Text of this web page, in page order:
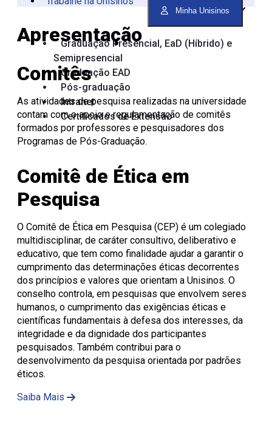
Minha Unisinos
Graduação Presencial, EaD (Híbrido) e
Semipresencial
Graduação EAD
Pós-graduação
Intranet
Certificados de Extensão
Porto Alegre
São Leopoldo
Educação a Distância
Laboratórios de
Informática
Editora Unisinos
Fundação Urbano
Thiesen
Registro de Diplomas
Consulta Lista de
DiplomasPIBID
Editais PIBID
Residência
Pedagógica
Editais
Residência
Pedagógica
Apresentação
Comissão
de Ética
no Uso de
Animais
Comitê
de Ética
em
Pesquisa
Apresentação
ISO 14001
ESG Unisinos
SGA Unisinos
Relatórios e
Certificações
Comunicação
Ambiental
Procedimentos
Instruções
operacionais
Apresentação
Comitês
As atividades de pesquisa realizadas na universidade
contam com o apoio e regulamentação de comitês
formados por professores e pesquisadores dos
Programas de Pós-Graduação.
Comitê de Ética em
Pesquisa
O Comitê de Ética em Pesquisa (CEP) é um colegiado
multidisciplinar, de caráter consultivo, deliberativo e
educativo, que tem como finalidade ajudar a garantir o
cumprimento das determinações éticas decorrentes
dos princípios e valores que orientam a Unisinos. O
conselho controla, em pesquisas que envolvem seres
humanos, o cumprimento das exigências éticas e
científicas fundamentais à defesa dos interesses, da
integridade e da dignidade dos participantes
pesquisados. Também contribui para o
desenvolvimento da pesquisa orientada por padrões
éticos.
Saiba Mais